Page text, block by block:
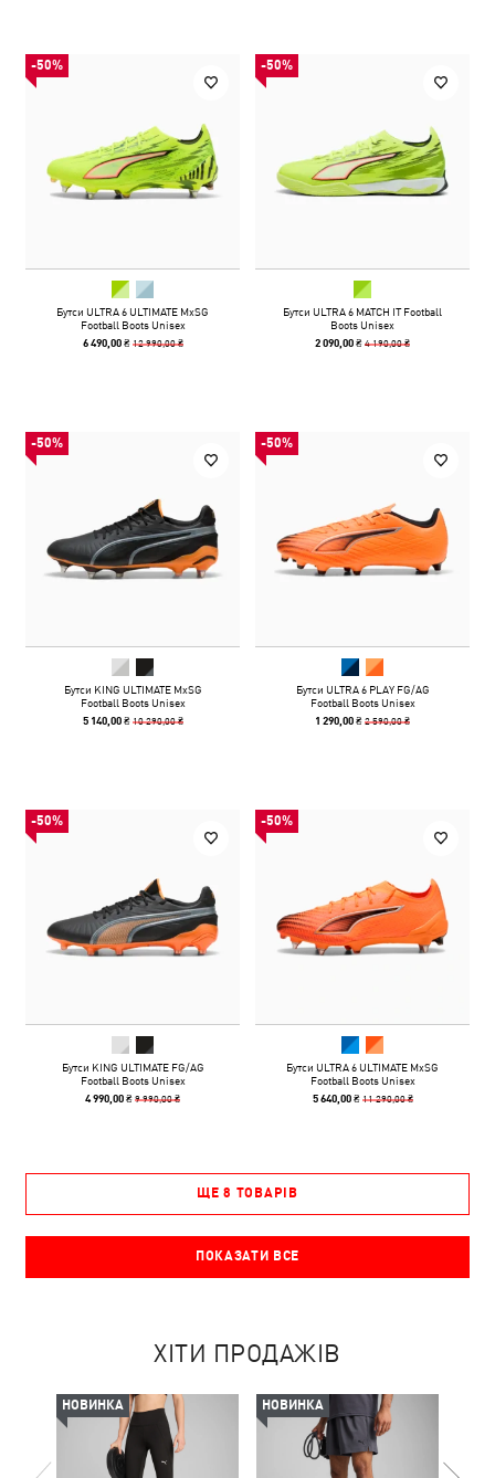
-50%
Бутси ULTRA 6 ULTIMATE MxSG
Football Boots Unisex
6 490,00 ₴ 12 990,00 ₴
-50%
Бутси ULTRA 6 MATCH IT Football
Boots Unisex
2 090,00 ₴4 190,00 ₴
-50%
Бутси KING ULTIMATE MxSG
Football Boots Unisex
5 140,00 ₴ 10 290,00 ₴
-50%
Бутси ULTRA 6 PLAY FG/AG
Football Boots Unisex
1 290,00 ₴2 590,00 ₴
-50%
Бутси KING ULTIMATE FG/AG
Football Boots Unisex
4 990,00 ₴9 990,00 ₴
-50%
Бутси ULTRA 6 ULTIMATE MxSG
Football Boots Unisex
5 640,00 ₴ 11 290,00 ₴
ЩЕ 8 ТОВАРІВ
ПОКАЗАТИ ВСЕ
ХІТИ ПРОДАЖІВ
НОВИНКА НОВИНКА